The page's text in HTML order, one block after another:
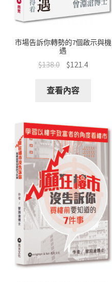
市場告訴你轉勢的7個啟示與機
遇
$138.0 $121.4
查看內容